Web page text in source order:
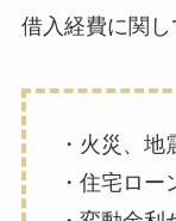
借入経費に関
・火災、
・住宅ロー